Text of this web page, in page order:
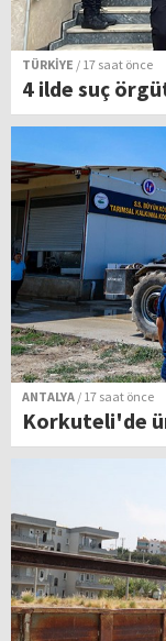
TÜRKİYE / 17 saat önce
4 ilde suç
ANTALYA / 17 saat önce
Korkuteli'de